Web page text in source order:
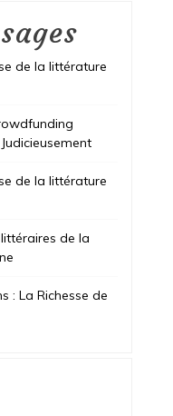
de la littérature
de la littérature
de la
: La Richesse de